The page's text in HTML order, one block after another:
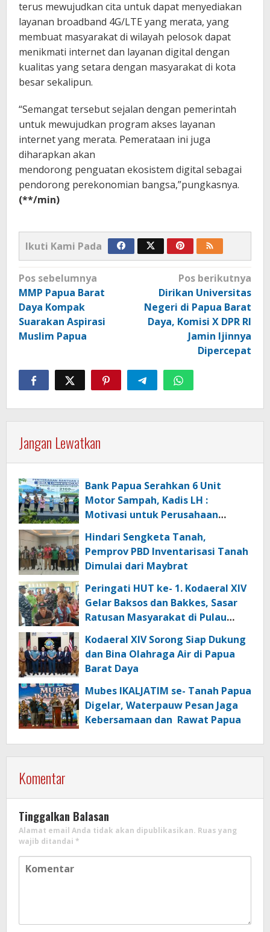
terus mewujudkan cita untuk dapat menyediakan
layanan broadband 4G/LTE yang merata, yang
membuat masyarakat di wilayah pelosok dapat
menikmati internet dan layanan digital dengan
kualitas yang setara dengan masyarakat di kota
besar sekalipun.
“Semangat tersebut sejalan dengan pemerintah
untuk mewujudkan program akses layanan
internet yang merata. Pemerataan ini juga
diharapkan akan
mendorong penguatan ekosistem digital sebagai
pendorong perekonomian bangsa,”pungkasnya.
(**/min)
Ikuti Kami Pada
Navigasi
pos
Pos sebelumnya
MMP Papua Barat
Daya Kompak
Suarakan Aspirasi
Muslim Papua
Pos berikutnya
Dirikan Universitas
Negeri di Papua Barat
Daya, Komisi X DPR RI
Jamin Ijinnya
Dipercepat
Jangan Lewatkan
Bank Papua Serahkan 6 Unit
Motor Sampah, Kadis LH :
Motivasi untuk Perusahaan
Lingkungan
Hindari Sengketa Tanah,
Pemprov PBD Inventarisasi Tanah
Dimulai dari Maybrat
Peringati HUT ke- 1. Kodaeral XIV
Gelar Baksos dan Bakkes, Sasar
Ratusan Masyarakat di Pulau
Kodaeral XIV Sorong Siap Dukung
dan Bina Olahraga Air di Papua
Barat Daya
Mubes IKALJATIM se- Tanah Papua
Digelar, Waterpauw Pesan Jaga
Kebersamaan dan Rawat Papua
Komentar
Tinggalkan Balasan
Alamat email Anda tidak akan dipublikasikan. Ruas yang
wajib ditandai *